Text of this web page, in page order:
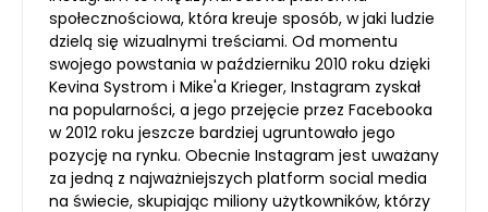
społecznościowa, która kreuje sposób, w jaki ludzie
dzielą się wizualnymi treściami. Od momentu
swojego powstania w październiku 2010 roku dzięki
Kevina Systrom i Mike'a Krieger, Instagram zyskał
na popularności, a jego przejęcie przez Facebooka
w 2012 roku jeszcze bardziej ugruntowało jego
pozycję na rynku. Obecnie Instagram jest uważany
za jedną z najważniejszych platform social media
na świecie, skupiając miliony użytkowników, którzy